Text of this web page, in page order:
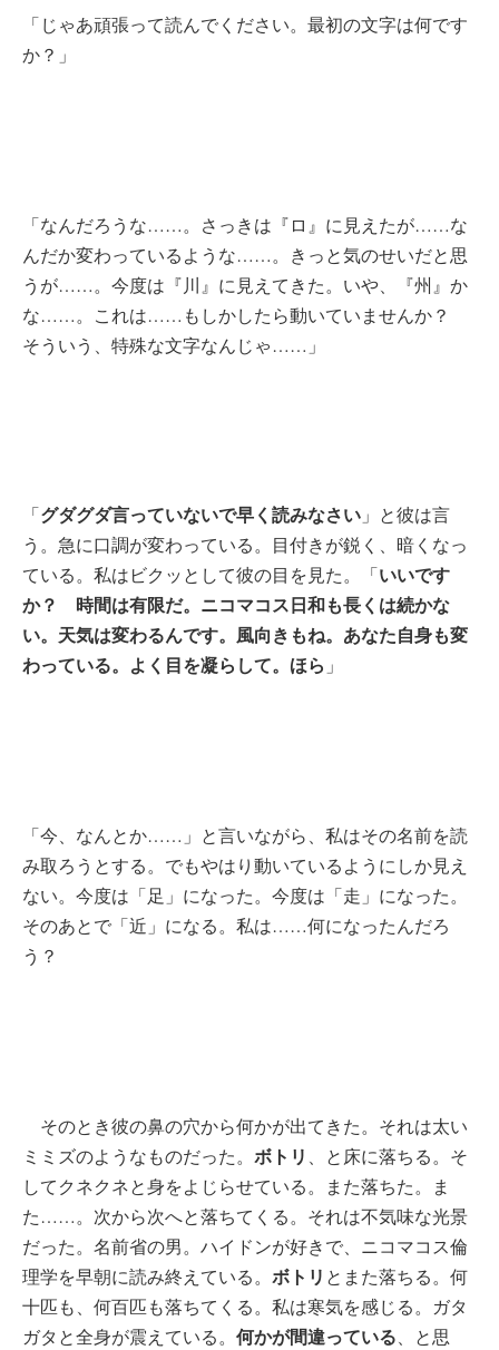
「じゃあ頑張って読んでください。最初の文字は何です
か？」
「なんだろうな……。さっきは『ロ』に見えたが……な
んだか変わっているような……。きっと気のせいだと思
うが……。今度は『川』に見えてきた。いや、『州』か
な……。これは……もしかしたら動いていませんか？
そういう、特殊な文字なんじゃ……」
「グダグダ言っていないで早く読みなさい 」と彼は言
う。急に口調が変わっている。目付きが鋭く、暗くなっ
ている。私はビクッとして彼の目を見た。「いいです
か？ 時間は有限だ。ニコマコス日和も長くは続かな
い。天気は変わるんです。風向きもね。あなた自身も変
わっている。よく目を凝らして。ほら 」
「今、なんとか……」と言いながら、私はその名前を読
み取ろうとする。でもやはり動いているようにしか見え
ない。今度は「足」になった。今度は「走」になった。
そのあとで「近」になる。私は……何になったんだろ
う？
そのとき彼の鼻の穴から何かが出てきた。それは太い
ミミズのようなものだった。 ボトリ
、と床に落ちる。そ
してクネクネと身をよじらせている。また落ちた。ま
た……。次から次へと落ちてくる。それは不気味な光景
だった。名前省の男。ハイドンが好きで、ニコマコス倫
理学を早朝に読み終えている。 ボトリ とまた落ちる。何
十匹も、何百匹も落ちてくる。私は寒気を感じる。ガタ
ガタと全身が震えている。 何かが間違っている 、と思